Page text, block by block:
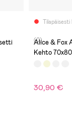
Tilapäisesti
(0)
Alice & Fox
Kehto
30,90 €